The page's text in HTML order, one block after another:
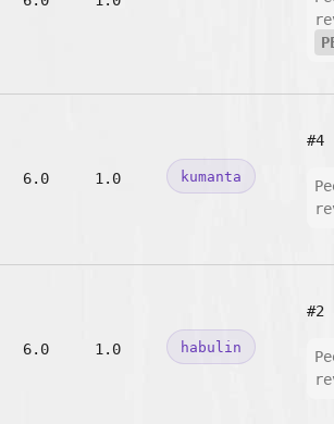
6.0 1.0 kumanta
#4
6.0 1.0 habulin
#2